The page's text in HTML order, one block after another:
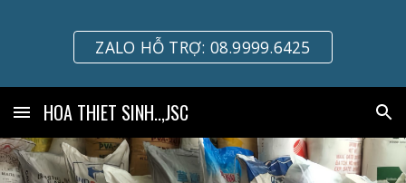
Skip to main content Skip to navigation
ZALO HỖ TRỢ: 08.9999.6425
HOA THIET SINH..,JSC